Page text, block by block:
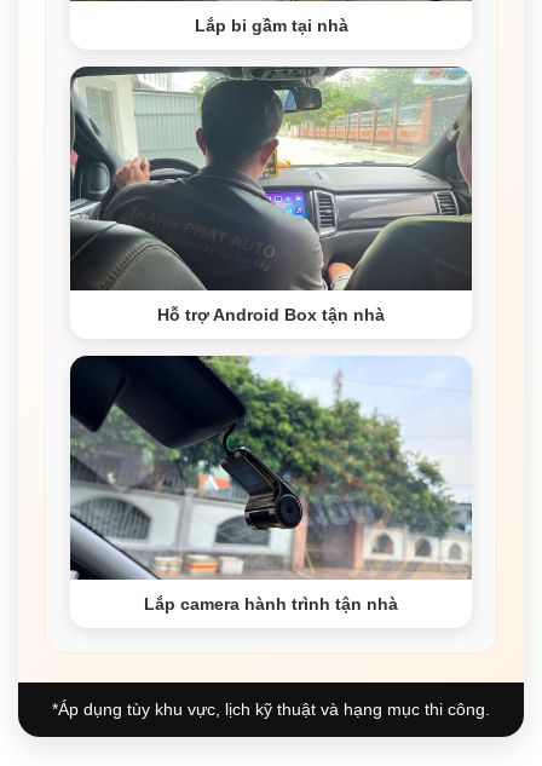
Lắp bi gầm tại nhà
Hỗ trợ Android Box tận nhà
Lắp camera hành trình tận nhà
*Áp dụng tùy khu vực, lịch kỹ thuật và hạng mục thi công.